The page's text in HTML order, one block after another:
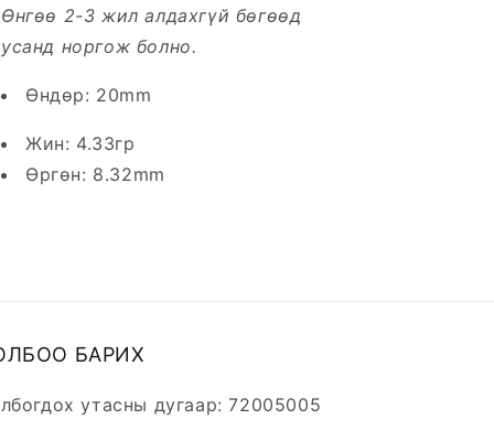
Өнгөө 2-3 жил алдахгүй бөгөөд
усанд норгож болно.
Өндөр: 20mm
Жин: 4.33гр
Өргөн: 8.32mm
БАРИХ
утасны дугаар: 72005005